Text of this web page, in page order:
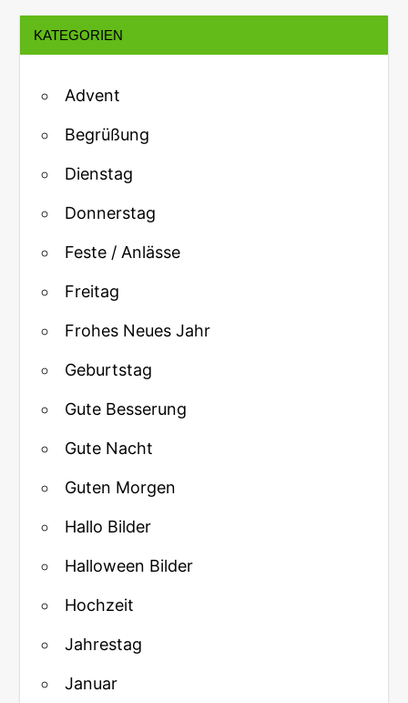
KATEGORIEN
Advent
Begrüßung
Dienstag
Donnerstag
Feste / Anlässe
Freitag
Frohes Neues Jahr
Geburtstag
Gute Besserung
Gute Nacht
Guten Morgen
Hallo Bilder
Halloween Bilder
Hochzeit
Jahrestag
Januar